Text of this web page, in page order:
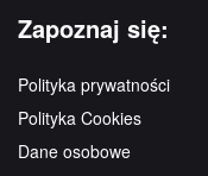
Zapoznaj się:
Polityka prywatności
Polityka Cookies
Dane osobowe